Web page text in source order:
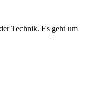
Technik. Es geht um